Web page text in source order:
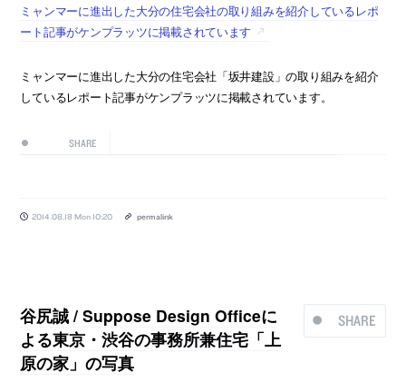
ミャンマーに進出した大分の住宅会社の取り組みを紹介しているレポ
ート記事がケンプラッツに掲載されています
ミャンマーに進出した大分の住宅会社「坂井建設」の取り組みを紹介
しているレポート記事がケンプラッツに掲載されています。
SHARE
2014.08.18 Mon 10:20 permalink
SHARE
谷尻誠 / Suppose Design Officeに
よる東京・渋谷の事務所兼住宅「上
原の家」の写真